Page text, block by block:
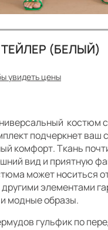
(БЕЛЫЙ)
увидеть цены
костюм
подчеркнет ваш
комфорт. Ткань
вид и приятную
может носиться
элементами
модные образы.
гульфик по